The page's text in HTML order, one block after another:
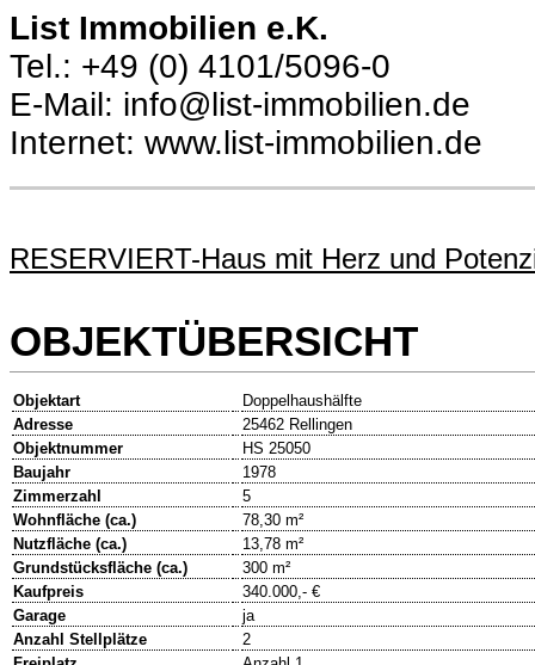
List Immobilien e.K.
Tel.: +49 (0) 4101/5096-0
E-Mail: info@list-immobilien.de
Internet: www.list-immobilien.de
RESERVIERT-Haus mit Herz und
OBJEKTÜBERSICHT
Objektart
Doppelhaushälfte
Adresse
25462 Rellingen
Objektnummer
HS 25050
Baujahr
1978
Zimmerzahl
5
Wohnfläche (ca.)
78,30 m²
Nutzfläche (ca.)
13,78 m²
Grundstücksfläche (ca.)
300 m²
Kaufpreis
340.000,- €
Garage
ja
Anzahl Stellplätze
2